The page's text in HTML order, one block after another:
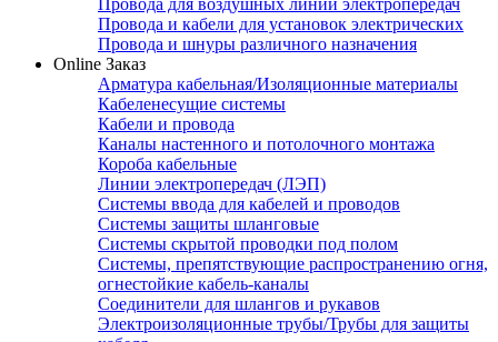
Провода для воздушных линий электропередач
Провода и кабели для установок электрических
Провода и шнуры различного назначения
Online Заказ
Арматура кабельная/Изоляционные материалы
Кабеленесущие системы
Кабели и провода
Каналы настенного и потолочного монтажа
Короба кабельные
Линии электропередач (ЛЭП)
Системы ввода для кабелей и проводов
Системы защиты шланговые
Системы скрытой проводки под полом
Системы, препятствующие распространению огня,
огнестойкие кабель-каналы
Соединители для шлангов и рукавов
Электроизоляционные трубы/Трубы для защиты